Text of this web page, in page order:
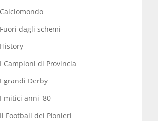
Calciomondo
Fuori dagli schemi
History
I Campioni di Provincia
I grandi Derby
I mitici anni '80
Il Football dei Pionieri